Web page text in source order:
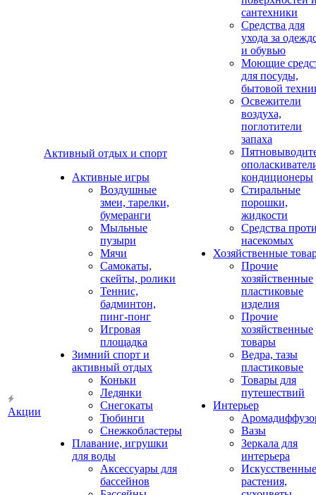
Акции
Активный отдых и спорт
Активные игры
Воздушные
змеи, тарелки,
бумеранги
Мыльные
пузыри
Мячи
Самокаты,
скейты, ролики
Теннис,
бадминтон,
пинг-понг
Игровая
площадка
Зимний спорт и
активный отдых
Коньки
Ледянки
Снегокаты
Тюбинги
Снежкобластеры
Плавание, игрушки
для воды
Аксессуары для
бассейнов
сантехники
Средства для
ухода за
и обувью
Моющие
для посуды,
бытовой
Освежители
воздуха,
поглотители
запаха
кондиционеры
Стиральные
порошки,
жидкости
Средства
насекомых
Хозяйственные
Прочие
хозяйственные
пластиковые
изделия
Прочие
хозяйственные
товары
Ведра, тазы
пластиковые
Товары для
путешествий
Интерьер
Вазы
Зеркала для
интерьера
Искусственные
растения,